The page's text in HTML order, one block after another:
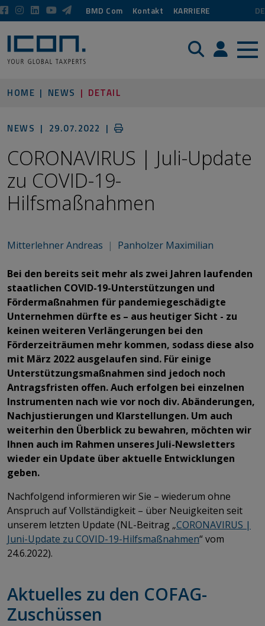
BMD Com Kontakt KARRIERE DE
Suche Login /
HOME NEWS DETAIL
NEWS | 29.07.2022 |
CORONAVIRUS | Juli-Update
zu COVID-19-
Hilfsmaßnahmen
Mitterlehner Andreas | Panholzer Maximilian
Bei den bereits seit mehr als zwei Jahren laufenden
staatlichen COVID-19-Unterstützungen und
Fördermaßnahmen für pandemiegeschädigte
Unternehmen dürfte es – aus heutiger Sicht - zu
keinen weiteren Verlängerungen bei den
Förderzeiträumen mehr kommen, sodass diese also
mit März 2022 ausgelaufen sind. Für einige
Unterstützungsmaßnahmen sind jedoch noch
Antragsfristen offen. Auch erfolgen bei einzelnen
Instrumenten nach wie vor noch div. Abänderungen,
Nachjustierungen und Klarstellungen. Um auch
weiterhin den Überblick zu bewahren, möchten wir
Ihnen auch im Rahmen unseres Juli-Newsletters
wieder ein Update über aktuelle Entwicklungen
geben.
Nachfolgend informieren wir Sie – wiederum ohne
Anspruch auf Vollständigkeit – über Neuigkeiten seit
unserem letzten Update (NL-Beitrag „CORONAVIRUS |
Juni-Update zu COVID-19-Hilfsmaßnahmen“ vom
24.6.2022).
Aktuelles zu den COFAG-
Zuschüssen